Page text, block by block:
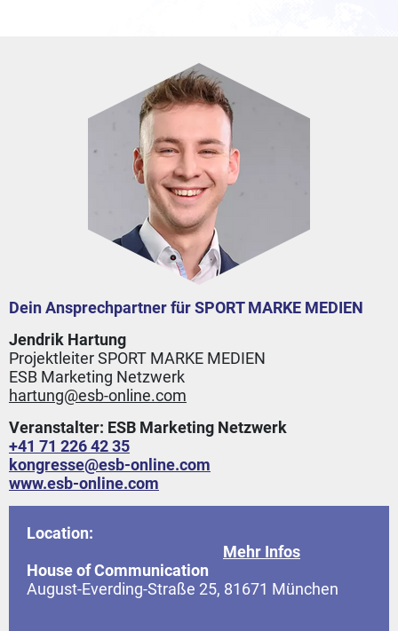
Dein Ansprechpartner für SPORT MARKE MEDIEN
Jendrik Hartung
Projektleiter SPORT MARKE MEDIEN
ESB Marketing Netzwerk
hartung@esb-online.com
Veranstalter: ESB Marketing Netzwerk
+41 71 226 42 35
kongresse@esb-online.com
www.esb-online.com
Location:
Mehr Infos
House of Communication
August-Everding-Straße 25, 81671 München